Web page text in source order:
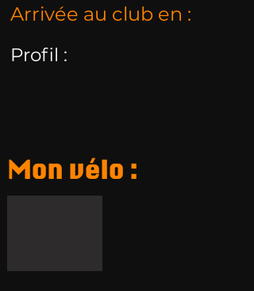
Arrivée au club en :
Profil :
Mon vélo :